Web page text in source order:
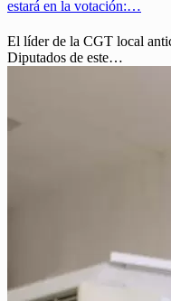
estará en la votación:…
El líder de la CGT local
Diputados de este…